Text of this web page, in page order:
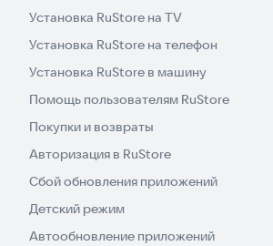
Установка RuStore на TV
Установка RuStore на телефон
Установка RuStore в машину
Помощь пользователям RuStore
Покупки и возвраты
Авторизация в RuStore
Сбой обновления приложений
Детский режим
Автообновление приложений